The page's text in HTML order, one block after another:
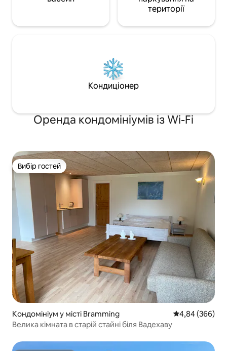
території
Кондиціонер
Оренда кондомініумів із Wi-Fi
Вибір гостей
Вибір гостей
Кондомініум у місті Bramming Середня
4,84 (366)
Велика кімната в старій стайні біля Вадехаву